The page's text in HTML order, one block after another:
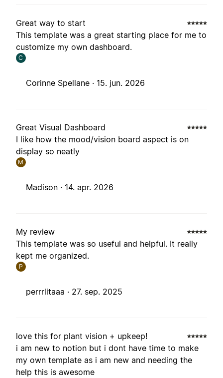
Great way to start
This template was a great starting place for me to
customize my own dashboard.
C
Corinne Spellane · 15. jun. 2026
Great Visual Dashboard
I like how the mood/vision board aspect is on
display so neatly
M
Madison · 14. apr. 2026
My review
This template was so useful and helpful. It really
kept me organized.
P
perrrlitaaa · 27. sep. 2025
love this for plant vision + upkeep!
i am new to notion but i dont have time to make
my own template as i am new and needing the
help this is awesome